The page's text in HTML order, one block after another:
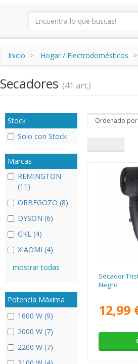
Inicio Hogar / Electrodomésticos
Secadores (41 art.)
Stock
Solo con Stock
Marcas
REMINGTON
(11)
ORBEGOZO (8)
DYSON (6)
GKL (4)
XIAOMI (4)
mostrar todas
Potencia Máxima
1600 W (9)
2000 W (7)
2200 W (7)
Secador
Negro
12,99